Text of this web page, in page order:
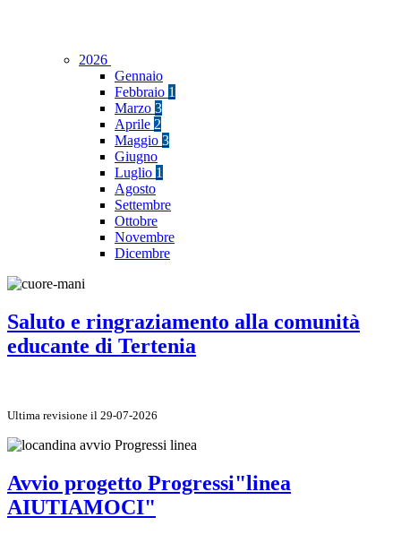
2026
Gennaio
Febbraio 1
Marzo 3
Aprile 2
Maggio 3
Giugno
Luglio 1
Agosto
Settembre
Ottobre
Novembre
Dicembre
Saluto e ringraziamento alla comunità
educante di Tertenia
Ultima revisione il 29-07-2026
Avvio progetto Progressi"linea
AIUTIAMOCI"